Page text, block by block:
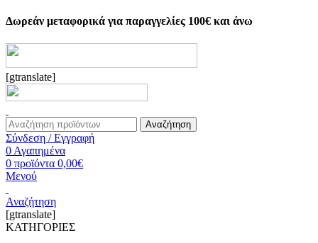
Δωρεάν μεταφορικά για παραγγελίες 100€ και άνω
[gtranslate]
Αναζήτηση
Σύνδεση / Εγγραφή
0 Αγαπημένα
0 προϊόντα 0,00€
Μενού
Αναζήτηση
[gtranslate]
ΚΑΤΗΓΟΡΙΕΣ